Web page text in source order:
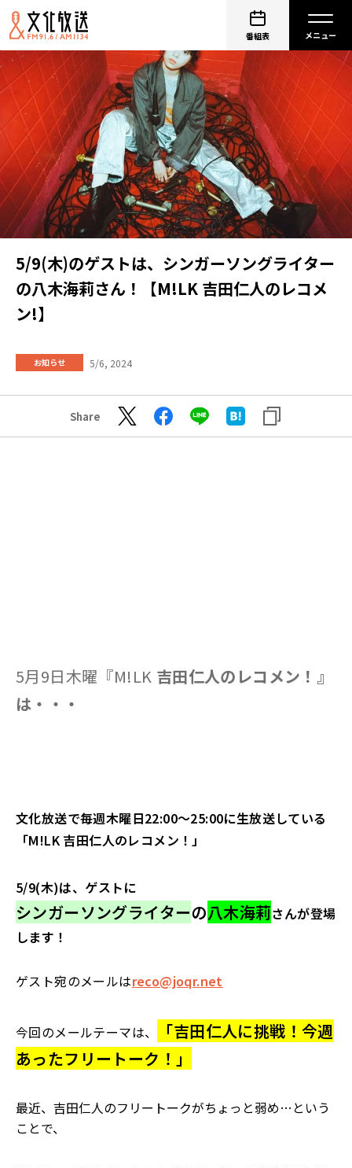
番組表
5/9(木)のゲストは、シンガーソングライター
の八木海莉さん！【M!LK 吉田仁人のレコメ
ン!】
お知らせ 5/6, 2024
Share
5月9日木曜『M!LK 吉田仁人のレコメン！』
は・・・
文化放送で毎週木曜日22:00～25:00に生放送している
「M!LK 吉田仁人のレコメン！」
5/9(木)は、ゲストに
シンガーソングライターの八木海莉さんが登場
します！
ゲスト宛のメールはreco@joqr.net
今回のメールテーマは、
「吉田仁人に挑戦！今週
あったフリートーク！」
最近、吉田仁人のフリートークがちょっと弱め…という
ことで、